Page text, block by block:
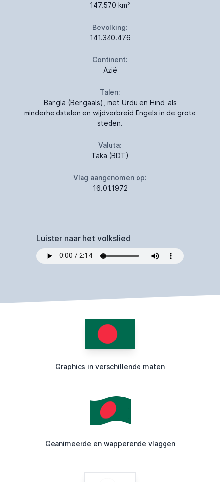
147.570 km²
Bevolking:
141.340.476
Continent:
Azië
Talen:
Bangla (Bengaals), met Urdu en Hindi als
minderheidstalen en wijdverbreid Engels in de grote
steden.
Valuta:
Taka (BDT)
Vlag aangenomen op:
16.01.1972
Luister naar het volkslied
Graphics in verschillende maten
Geanimeerde en wapperende vlaggen